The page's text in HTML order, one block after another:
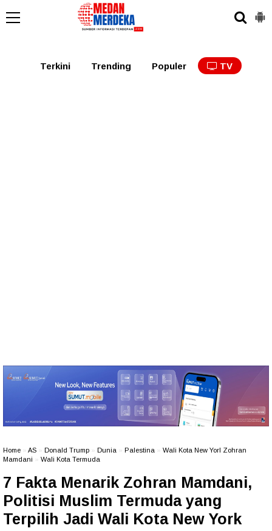
Tabagsel Tapanuli
Terkini Trending Populer TV
Home AS Donald Trump Dunia Palestina
Wali Kota New Yorl Zohran
Mamdani
Wali Kota Termuda
7 Fakta Menarik Zohran Mamdani,
Politisi Muslim Termuda yang
Terpilih Jadi Wali Kota New York